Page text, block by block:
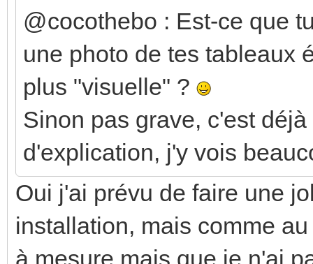
@cocothebo : Est-ce que
une photo de tes tableaux
plus "visuelle" ?
Sinon pas grave, c'est
d'explication, j'y vois
Oui j'ai prévu de faire une
installation, mais comme
à mesure mais que je n'ai